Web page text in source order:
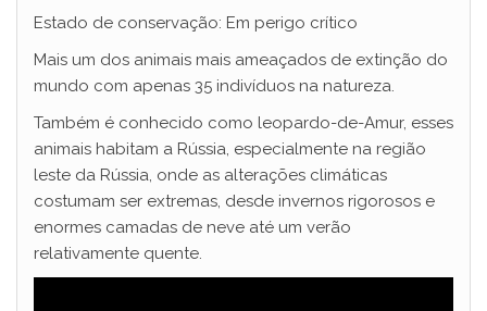
Estado de conservação: Em perigo crítico
Mais um dos animais mais ameaçados de extinção do
mundo com apenas 35 indivíduos na natureza.
Também é conhecido como leopardo-de-Amur, esses
animais habitam a Rússia, especialmente na região
leste da Rússia, onde as alterações climáticas
costumam ser extremas, desde invernos rigorosos e
enormes camadas de neve até um verão
relativamente quente.